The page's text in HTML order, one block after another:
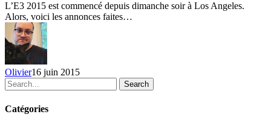
à
la
conférence
d’Ubisoft
L’E3 2015 est commencé depuis dimanche soir à Los Angeles.
Alors, voici les annonces faites…
Olivier16 juin 2015
Search
Catégories